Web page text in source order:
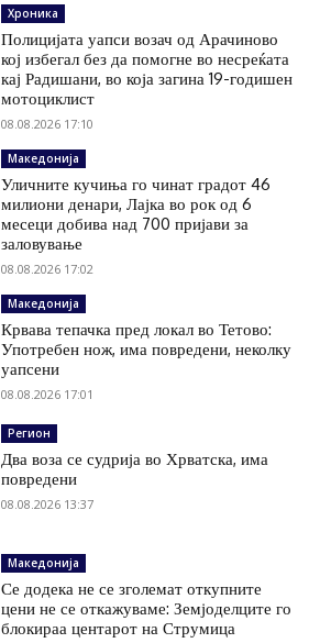
Хроника
Полицијата уапси возач од Арачиново
кој избегал без да помогне во несреќата
кај Радишани, во која загина 19-годишен
мотоциклист
08.08.2026 17:10
Македонија
Уличните кучиња го чинат градот 46
милиони денари, Лајка во рок од 6
месеци добива над 700 пријави за
заловување
08.08.2026 17:02
Македонија
Крвава тепачка пред локал во Тетово:
Употребен нож, има повредени, неколку
уапсени
08.08.2026 17:01
Регион
Два воза се судрија во Хрватска, има
повредени
08.08.2026 13:37
Македонија
Се додека не се зголемат откупните
цени не се откажуваме: Земјоделците го
блокираа центарот на Струмица